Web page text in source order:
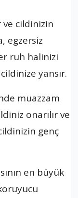
ve cildinizin
egzersiz
ruh halinizi
yansır.
muazzam
onarılır ve
genç
en büyük